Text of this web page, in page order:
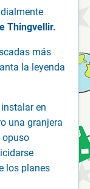
Thingvellir.
más
la leyenda
en
una granjera
opuso
los planes